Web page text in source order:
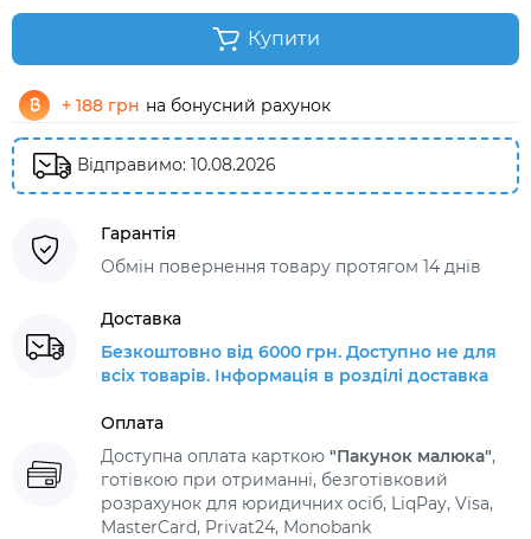
Купити
+ 188 грн на бонусний рахунок
Відправимо: 10.08.2026
Гарантія
Обмін повернення товару протягом 14 днів
Доставка
Безкоштовно від 6000 грн. Доступно не для
всіх товарів. Інформація в розділі доставка
Оплата
Доступна оплата карткою "Пакунок малюка",
готівкою при отриманні, безготівковий
розрахунок для юридичних осіб, LiqPay, Visa,
MasterCard, Privat24, Monobank